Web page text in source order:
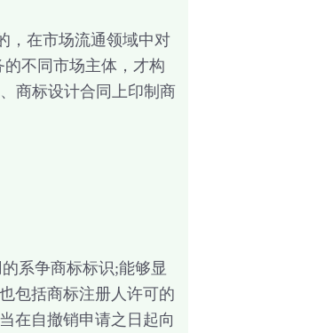
在市场流通领域中对
不同市场主体，才构
商标设计合同上印制商
系争商标标识;能够显
包括商标注册人许可的
在自撤销申请之日起向